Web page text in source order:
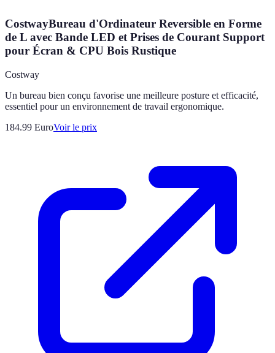
CostwayBureau d'Ordinateur Reversible en Forme
de L avec Bande LED et Prises de Courant Support
pour Écran & CPU Bois Rustique
Costway
Un bureau bien conçu favorise une meilleure posture et efficacité,
essentiel pour un environnement de travail ergonomique.
184.99 EuroVoir le prix